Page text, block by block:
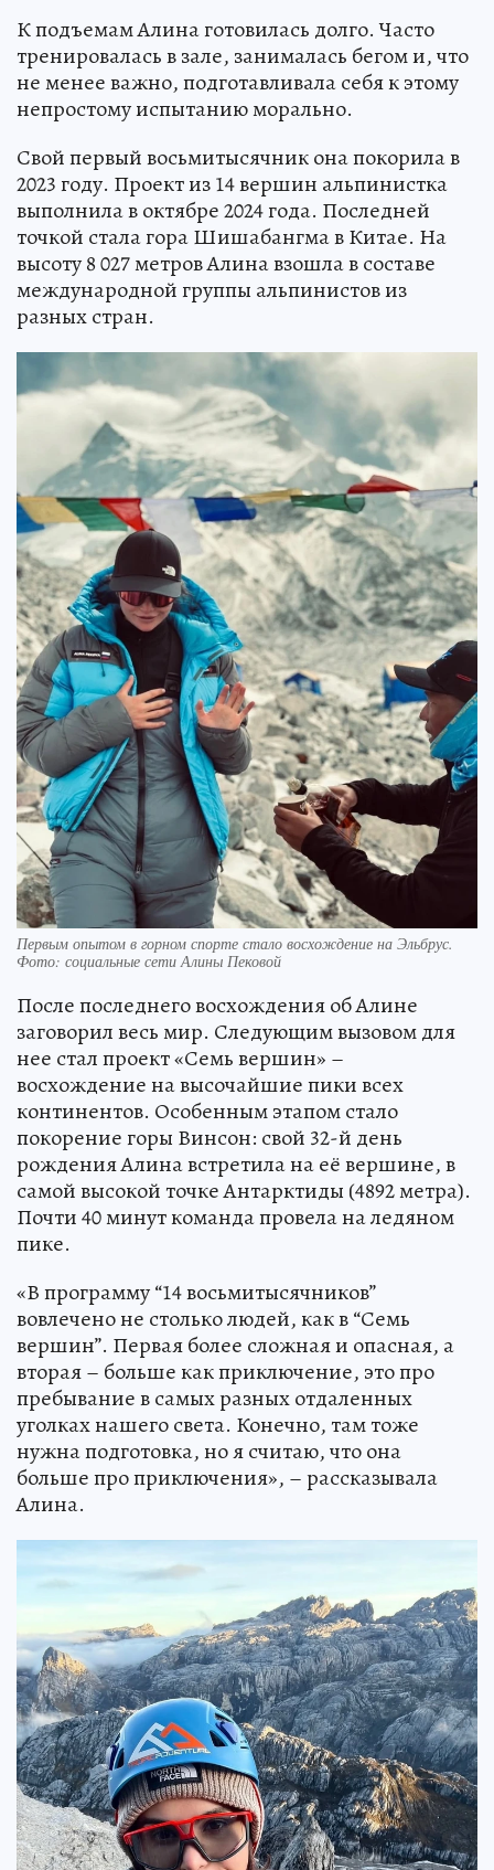
К подъемам Алина готовилась долго. Часто
тренировалась в зале, занималась бегом и, что
не менее важно, подготавливала себя к этому
непростому испытанию морально.
Свой первый восьмитысячник она покорила в
2023 году. Проект из 14 вершин альпинистка
выполнила в октябре 2024 года. Последней
точкой стала гора Шишабангма в Китае. На
высоту 8 027 метров Алина взошла в составе
международной группы альпинистов из
разных стран.
Первым опытом в горном спорте стало восхождение на Эльбрус.
Фото: социальные сети Алины Пековой
После последнего восхождения об Алине
заговорил весь мир. Следующим вызовом для
нее стал проект «Семь вершин» –
восхождение на высочайшие пики всех
континентов. Особенным этапом стало
покорение горы Винсон: свой 32-й день
рождения Алина встретила на её вершине, в
самой высокой точке Антарктиды (4892 метра).
Почти 40 минут команда провела на ледяном
пике.
«В программу “14 восьмитысячников”
вовлечено не столько людей, как в “Семь
вершин”. Первая более сложная и опасная, а
вторая – больше как приключение, это про
пребывание в самых разных отдаленных
уголках нашего света. Конечно, там тоже
нужна подготовка, но я считаю, что она
больше про приключения», – рассказывала
Алина.